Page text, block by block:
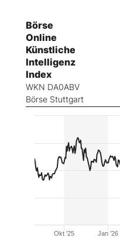
Börse
Online
Künstliche
Intelligenz
Index
WKN DA0ABV
Börse Stuttgart
Okt '25 Jan '26